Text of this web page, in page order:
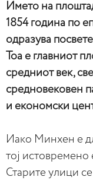
Името на
1854 година по
одразува
Тоа е главниот
средниот век,
средновековен
и економски
Иако Минхен е
тој
Старите улици